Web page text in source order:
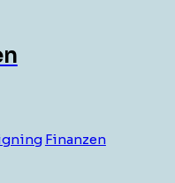
Finanzen